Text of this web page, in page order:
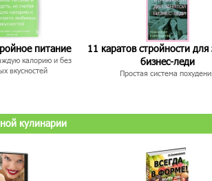
питание
калорию и без
вкусностей
11 каратов стройности для
бизнес-леди
Простая система
кулинарии